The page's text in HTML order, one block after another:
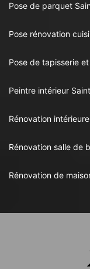
Pose de parquet
Pose rénovation
Pose de tapisserie
Peintre intérieur
Rénovation
Rénovation salle de
Rénovation de